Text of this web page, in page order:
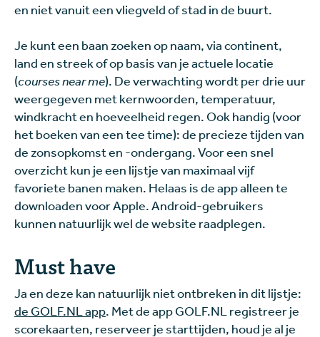
en niet vanuit een vliegveld of stad in de buurt.
Je kunt een baan zoeken op naam, via continent,
land en streek of op basis van je actuele locatie
(courses near me). De verwachting wordt per drie uur
weergegeven met kernwoorden, temperatuur,
windkracht en hoeveelheid regen. Ook handig (voor
het boeken van een tee time): de precieze tijden van
de zonsopkomst en -ondergang. Voor een snel
overzicht kun je een lijstje van maximaal vijf
favoriete banen maken. Helaas is de app alleen te
downloaden voor Apple. Android-gebruikers
kunnen natuurlijk wel de website raadplegen.
Must have
Ja en deze kan natuurlijk niet ontbreken in dit lijstje:
de GOLF.NL app. Met de app GOLF.NL registreer je
scorekaarten, reserveer je starttijden, houd je al je